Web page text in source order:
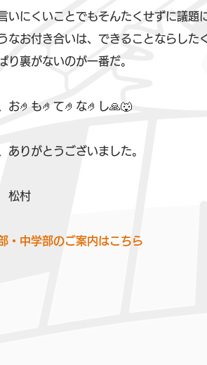
いにくいことでもそんたくせずに議題
なお付き合いは、できることならし
り裏がないのが一番だ。
お🤌も🤌て🤌な🤌し🙏🐺
ありがとうございました。
松村